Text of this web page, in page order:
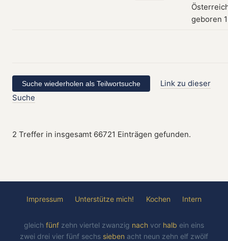
geboren
Link zu dieser
Suche
2 Treffer in insgesamt 66721 Einträgen gefunden.
Impressum Unterstütze mich! Kochen Intern
gleich fünf zehn viertel zwanzig nach vor halb ein eins
zwei drei vier fünf sechs sieben acht neun zehn elf zwölf